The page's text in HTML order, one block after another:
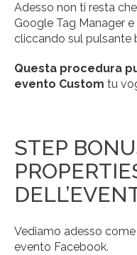
Adesso non ti resta
Google Tag Manager
cliccando sul pulsante
Questa procedura
evento Custom tu
STEP
Vediamo adesso
evento Facebook.